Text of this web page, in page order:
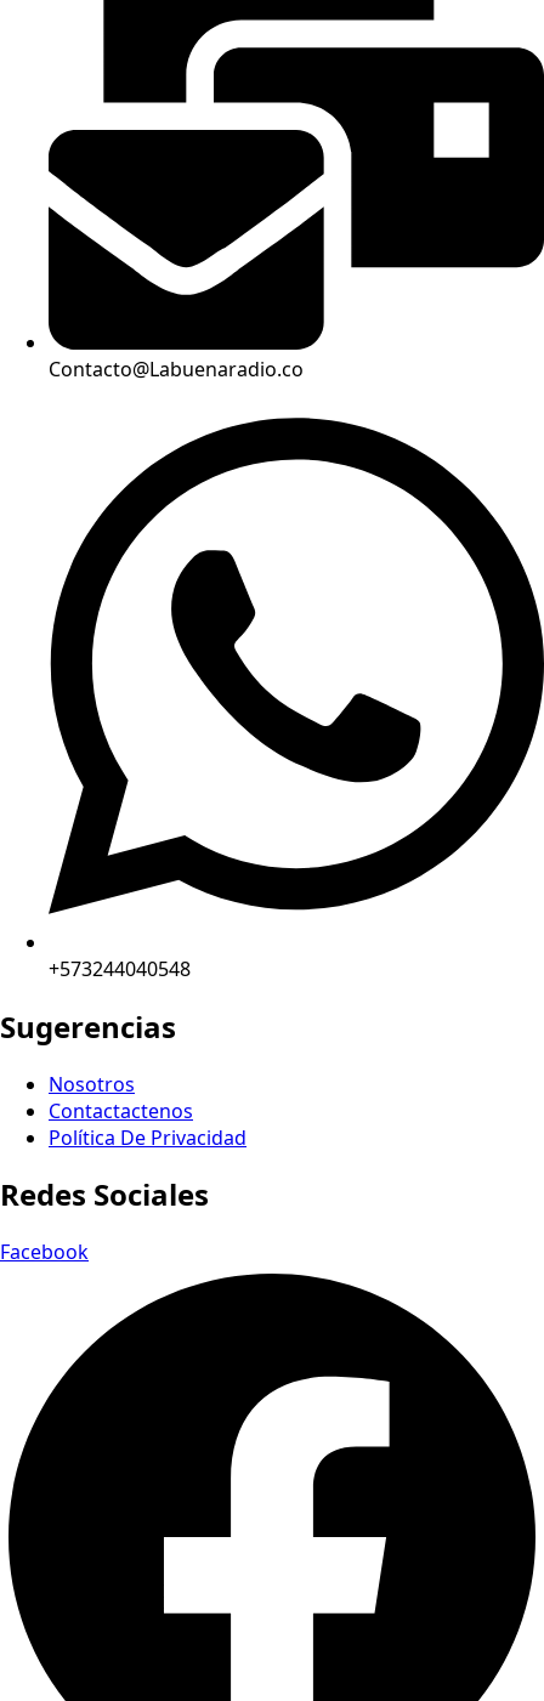
Contacto@Labuenaradio.co
+573244040548
Sugerencias
Nosotros
Contactactenos
Política De Privacidad
Redes Sociales
Facebook